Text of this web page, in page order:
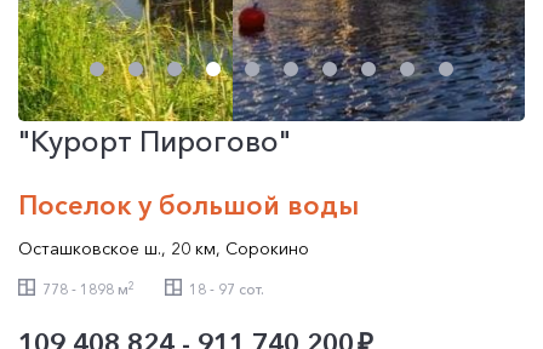
"Курорт Пирогово"
Поселок у большой воды
Осташковское ш., 20 км, Сорокино
778 - 1898 м2 18 - 97 сот.